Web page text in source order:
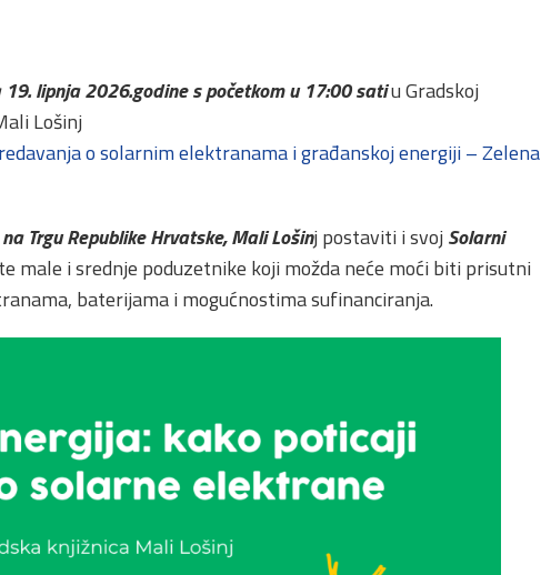
19. lipnja 2026.godine s početkom u 17:00 satiu Gradskoj
Lošinj
o solarnim elektranama i građanskoj energiji – Zelena
Trgu Republike Hrvatske, Mali Lošinj postaviti i svoj Solarni
male i srednje poduzetnike koji možda neće moći biti prisutni
baterijama i mogućnostima sufinanciranja.